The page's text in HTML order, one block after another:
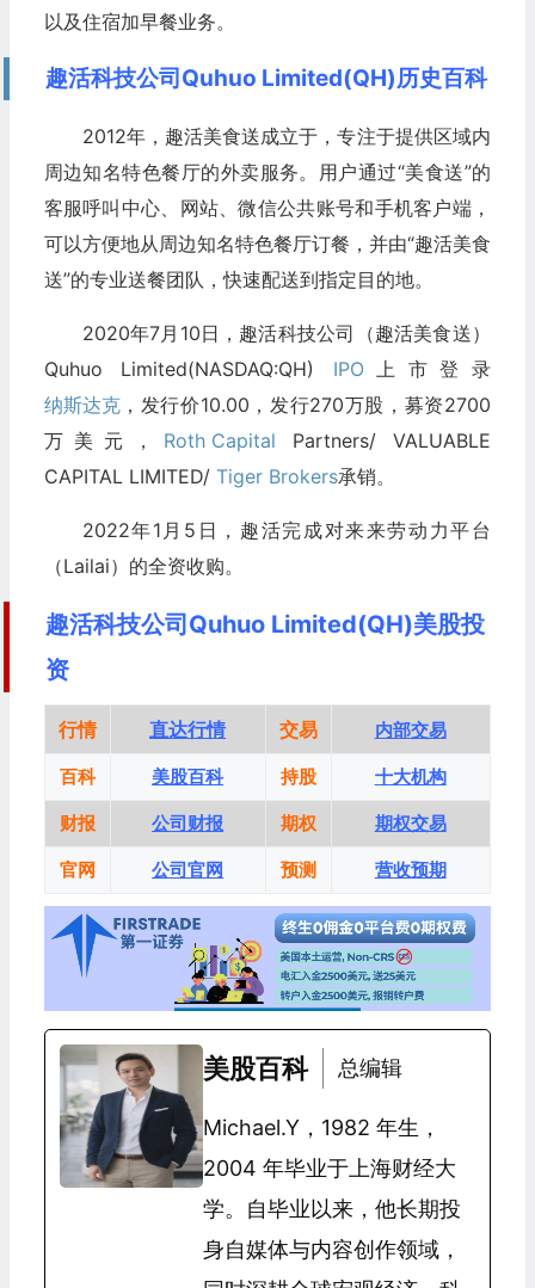
以及住宿加早餐业务。
趣活科技公司Quhuo Limited(QH)历史百科
2012年，趣活美食送成立于，专注于提供区域内
周边知名特色餐厅的外卖服务。用户通过“美食送”的
客服呼叫中心、网站、微信公共账号和手机客户端，
可以方便地从周边知名特色餐厅订餐，并由“趣活美食
送”的专业送餐团队，快速配送到指定目的地。
2020年7月10日，趣活科技公司（趣活美食送）
Quhuo Limited(NASDAQ:QH) IPO上市登录
纳斯达克，发行价10.00，发行270万股，募资2700
万美元， Roth Capital Partners/ VALUABLE
CAPITAL LIMITED/ Tiger Brokers承销。
2022年1月5日，趣活完成对来来劳动力平台
（Lailai）的全资收购。
趣活科技公司Quhuo Limited(QH)美股投
资
行情 直达行情 交易 内部交易
百科 美股百科 持股 十大机构
财报 公司财报 期权 期权交易
官网 公司官网 预测 营收预期
美股百科 总编辑
Michael.Y，1982 年生，
2004 年毕业于上海财经大
学。自毕业以来，他长期投
身自媒体与内容创作领域，